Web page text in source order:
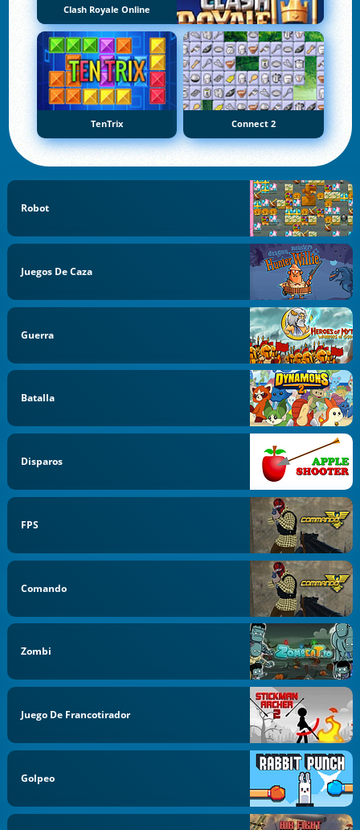
Clash Royale Online
TenTrix Connect 2
Robot
Juegos De Caza
Guerra
Batalla
Disparos
FPS
Comando
Zombi
Juego De Francotirador
Golpeo